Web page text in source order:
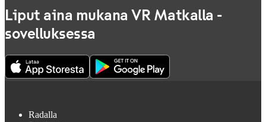
Liput aina mukana VR Matkalla -
sovelluksessa
Radalla